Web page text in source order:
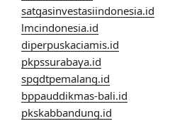
satgasinvestasiindonesia.id
lmcindonesia.id
diperpuskaciamis.id
pkpssurabaya.id
spgdtpemalang.id
bppauddikmas-bali.id
pkskabbandung.id